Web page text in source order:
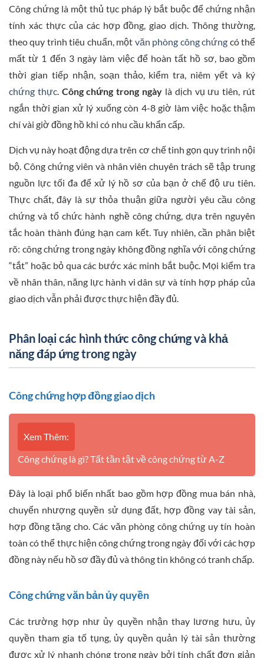
Công chứng là một thủ tục pháp lý bắt buộc để chứng nhận
tính xác thực của các hợp đồng, giao dịch. Thông thường,
theo quy trình tiêu chuẩn, một văn phòng công chứng có thể
mất từ 1 đến 3 ngày làm việc để hoàn tất hồ sơ, bao gồm
thời gian tiếp nhận, soạn thảo, kiểm tra, niêm yết và ký
chứng thực. Công chứng trong ngày là dịch vụ ưu tiên, rút
ngắn thời gian xử lý xuống còn 4-8 giờ làm việc hoặc thậm
chí vài giờ đồng hồ khi có nhu cầu khẩn cấp.
Dịch vụ này hoạt động dựa trên cơ chế tinh gọn quy trình nội
bộ. Công chứng viên và nhân viên chuyên trách sẽ tập trung
nguồn lực tối đa để xử lý hồ sơ của bạn ở chế độ ưu tiên.
Thực chất, đây là sự thỏa thuận giữa người yêu cầu công
chứng và tổ chức hành nghề công chứng, dựa trên nguyên
tắc hoàn thành đúng hạn cam kết. Tuy nhiên, cần phân biệt
rõ: công chứng trong ngày không đồng nghĩa với công chứng
“tắt” hoặc bỏ qua các bước xác minh bắt buộc. Mọi kiểm tra
về nhân thân, năng lực hành vi dân sự và tính hợp pháp của
giao dịch vẫn phải được thực hiện đầy đủ.
Phân loại các hình thức công chứng và khả
năng đáp ứng trong ngày
Công chứng hợp đồng giao dịch
Xem Thêm:
Công chứng là gì? Tất tần tật về công chứng từ A-Z
Đây là loại phổ biến nhất bao gồm hợp đồng mua bán nhà,
chuyển nhượng quyền sử dụng đất, hợp đồng vay tài sản,
hợp đồng tặng cho. Các văn phòng công chứng uy tín hoàn
toàn có thể thực hiện công chứng trong ngày đối với các hợp
đồng này nếu hồ sơ đầy đủ và thông tin không có tranh chấp.
Công chứng văn bản ủy quyền
Các trường hợp như ủy quyền nhận thay lương hưu, ủy
quyền tham gia tố tụng, ủy quyền quản lý tài sản thường
được xử lý nhanh chóng trong ngày bởi tính chất đơn giản